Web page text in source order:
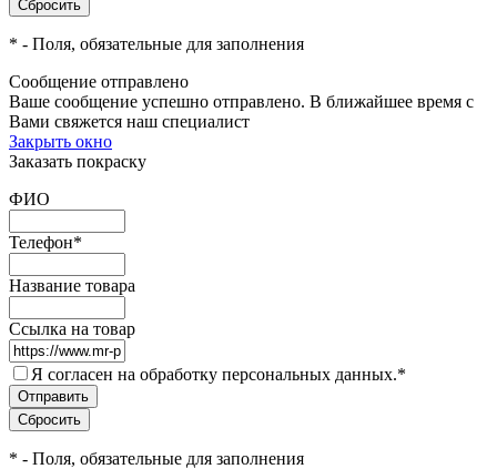
* - Поля, обязательные для заполнения
Сообщение отправлено
Ваше сообщение успешно отправлено. В ближайшее время с
Вами свяжется наш специалист
Закрыть окно
Заказать покраску
ФИО
Телефон*
Название товара
Ссылка на товар
Я согласен на обработку персональных данных.*
* - Поля, обязательные для заполнения